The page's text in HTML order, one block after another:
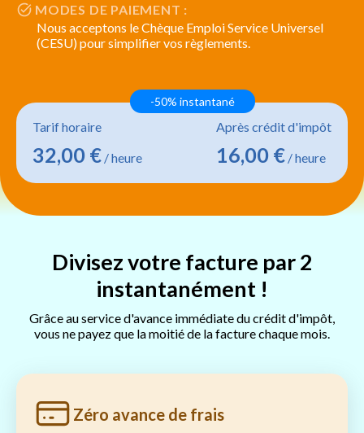
MODES DE PAIEMENT :
Nous acceptons le Chèque Emploi Service Universel
(CESU) pour simplifier vos règlements.
Tarif horaire
32,00 € / heure
Après crédit d'impôt
16,00 € / heure
-50% instantané
Divisez votre facture par 2
instantanément !
Grâce au service d'avance immédiate du crédit d'impôt,
vous ne payez que la moitié de la facture chaque mois.
Zéro avance de frais